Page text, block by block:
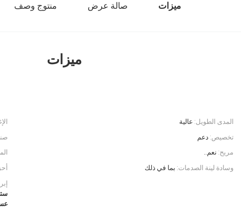
ميزات صالة عرض منتوج وصف
ميزات
المدى الطويل: عالية
تخصيص: دعم
مريح: نعم..
وسادة لينة الصدمات: بما في ذلك